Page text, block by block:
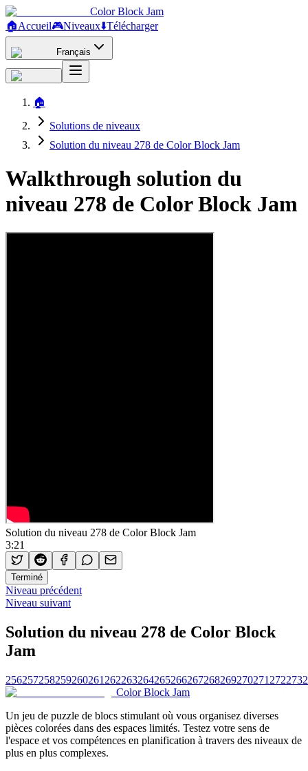
Color Block Jam
🏠Accueil🎮Niveaux⬇️Télécharger
Français
🏠
Solutions de niveaux
Solution du niveau 278 de Color Block Jam
Walkthrough solution du
niveau 278 de Color Block Jam
Solution du niveau 278 de Color Block Jam
3:21
Terminé
Niveau précédent
Niveau suivant
Solution du niveau 278 de Color Block
Jam
256257258259260261 262263264265266267268269270271 272273
Color Block Jam
Un jeu de puzzle de blocs stimulant où vous organisez diverses
pièces colorées dans des espaces limités. Testez votre sens de
l'espace et vos compétences en planification à travers des niveaux de
plus en plus complexes.